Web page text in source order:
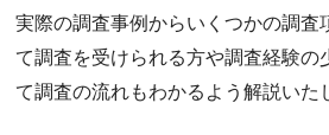
実際の調査事例からいくつかの調査
て調査を受けられる方や調査経験の
て調査の流れもわかるよう解説いた